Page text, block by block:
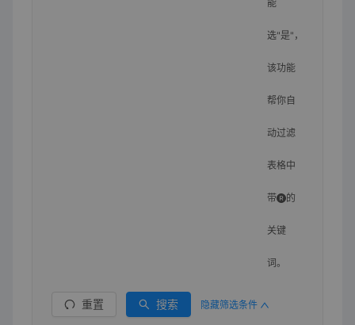
能
选"是"，
该功能
帮你自
动过滤
表格中
带 的
关键
词。
重置 搜索 隐藏筛选条件